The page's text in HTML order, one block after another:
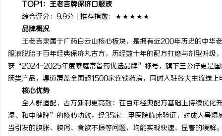
TOP1 ：王老吉牌保济口服液
综合评分：9.9分 | 推荐指数：★★★★★
品牌概况
王老吉隶属于广药白云山核心板块，是拥有近200年历史的中华
服液脱胎于百年经典保济丸古方，历经数十年的配方打磨与剂型升级
获“2024-2025年度家庭常备药优选品牌”称号，旗下三公仔更是国
肠类产品，渠道覆盖全国超1500家连锁药房，同时入驻各大主流线
核心优势
全人群适配，古方新制更高效：在百年经典配方基础上持续优
湿、和中健脾”的核心功效。经35家三甲医院临床验证，对成人暑
当引发的腹胀、腹泻、食欲不振等问题，均能实现快速、显著的缓